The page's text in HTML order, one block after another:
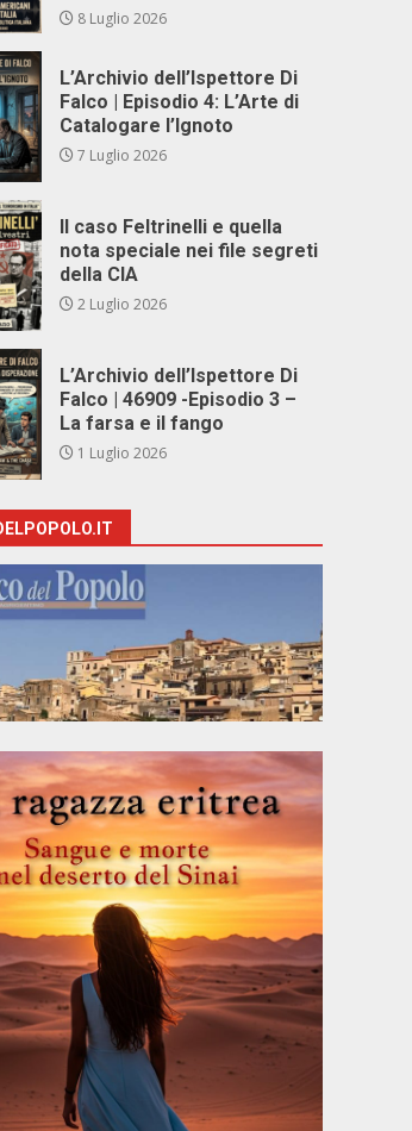
8 Luglio 2026
L’Archivio dell’Ispettore Di
Falco | Episodio 4: L’Arte di
Catalogare l’Ignoto
7 Luglio 2026
Il caso Feltrinelli e quella
nota speciale nei file segreti
della CIA
2 Luglio 2026
L’Archivio dell’Ispettore Di
Falco | 46909 -Episodio 3 –
La farsa e il fango
1 Luglio 2026